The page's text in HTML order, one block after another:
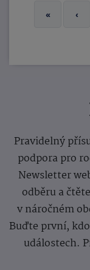
« ‹
Pravidelný
podpora pro
Newsletter
odběru a
v náročném
Buďte první,
událostech.